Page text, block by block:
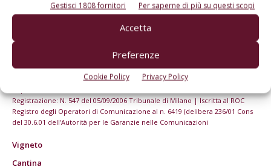
Gestisci 1808 fornitori Per saperne di più su questi scopi
Accetta
Preferenze
Cookie Policy Privacy Policy
© Tecniche Nuove Spa. Tutti i diritti riservati. Sede legale Via Eritrea 21 -
20157 Milano | Codice fiscale, Partita IVA e Iscrizione al Registro delle
Registrazione: N. 547 del 05/09/2006 Tribunale di Milano | Iscritta al ROC
Registro degli Operatori di Comunicazione al n. 6419 (delibera 236/01 Cons
del 30.6.01 dell'Autorità per le Garanzie nelle Comunicazioni
Vigneto
Cantina